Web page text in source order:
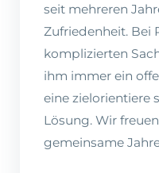
seit mehreren
Zufriedenheit. Bei
komplizierten
ihm immer ein
eine zielorientiere
Lösung. Wir
gemeinsame